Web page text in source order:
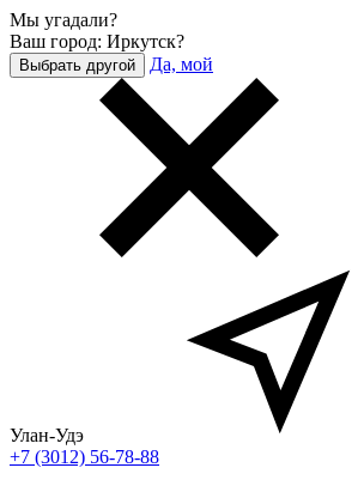
Мы угадали?
Ваш город: Иркутск?
Выбрать другой Да, мой
Улан-Удэ
+7 (3012) 56-78-88